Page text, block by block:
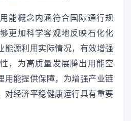
能概念内涵符合国际通行规
更加科学客观地反映石化化
能源利用实际情况，有效增强
，为高质量发展腾出用能空
用能提供保障，为增强产业链
对经济平稳健康运行具有重要